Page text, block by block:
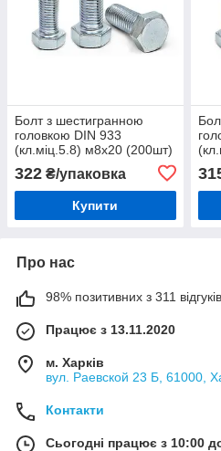
Болт з шестигранною
головкою DIN 933
(кл.міц.5.8) м8х20 (200шт)
322 ₴/упаковка
Купити
Про нас
98% позитивних з 311
Працює з 13.11.2020
м. Харків
вул. Раевской 23 Б, 61000,
Контакти
Сьогодні працює з 10:00